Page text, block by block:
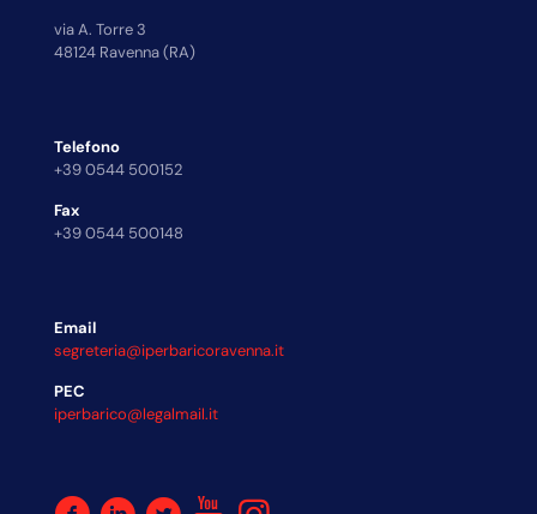
via A. Torre 3
48124 Ravenna (RA)
Telefono
+39 0544 500152
Fax
+39 0544 500148
Email
segreteria@iperbaricoravenna.it
PEC
iperbarico@legalmail.it